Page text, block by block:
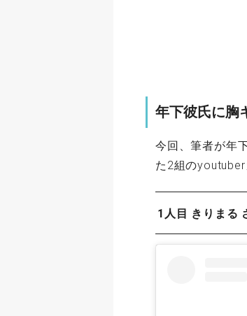
年下彼氏に胸
今回、筆者が年
た2組のyoutuber
1人目 きりまる